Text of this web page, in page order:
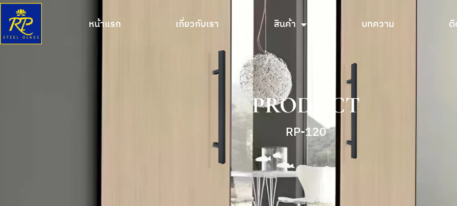
หน้าแรก เกี่ยวกับเรา สินค้า บทความ
หน้าแรก เกี่ยวกับเรา สินค้า บทความ
PRODUCT
RP-120